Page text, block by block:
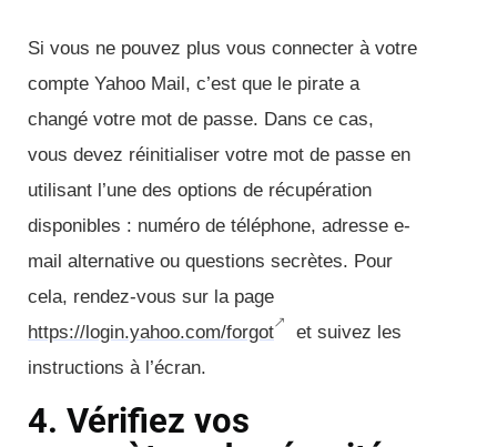
Si vous ne pouvez plus vous connecter à votre
compte Yahoo Mail, c’est que le pirate a
changé votre mot de passe. Dans ce cas,
vous devez réinitialiser votre mot de passe en
utilisant l’une des options de récupération
disponibles : numéro de téléphone, adresse e-
mail alternative ou questions secrètes. Pour
cela, rendez-vous sur la page
https://login.yahoo.com/forgot
et suivez les
instructions à l’écran.
4. Vérifiez vos